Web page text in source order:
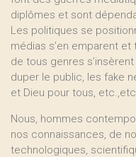
diplômes et sont
Les politiques se
médias s’en emparent
de tous genres
duper le public, les fake
et Dieu pour tous,
Nous, hommes
nos connaissances, de
technologiques,